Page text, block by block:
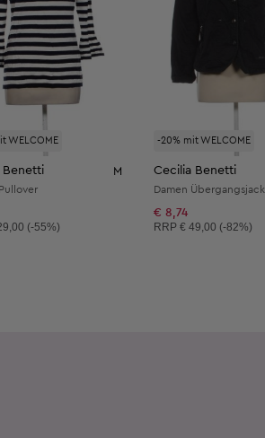
WELCOME
Benetti M
Preisempfehlung:
(-55%)
-20% mit WELCOME
Cecilia Benetti
Damen
€ 8,74
Unverbindliche
RRP € 49,00 (-82%)